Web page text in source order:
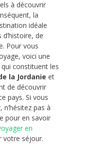
à découvrir
la
idéale
de
Pour vous
voici une
qui constituent les
la Jordanie et
de découvrir
pays. Si vous
pas à
pour en savoir
en
votre séjour.